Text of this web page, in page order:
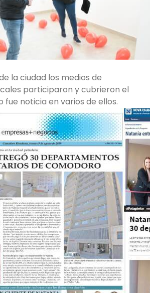
la ciudad los medios de
participaron y cubrieron el
fue noticia en varios de ellos.